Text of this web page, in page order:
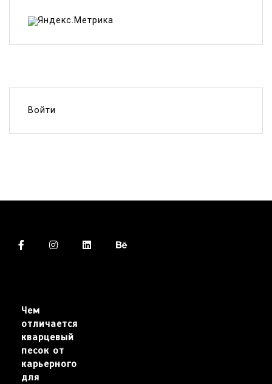
Войти
Чем
отличается
кварцевый
песок от
карьерного
для